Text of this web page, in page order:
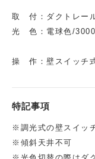
取 付：ダクトレー
光 色：電球色/
操 作：壁スイッチ
特記事項
※調光式の壁スイッ
※傾斜天井不可